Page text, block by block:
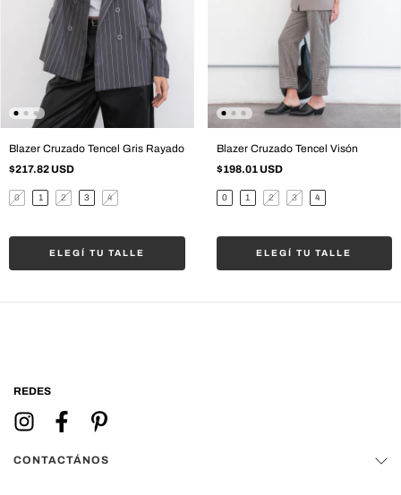
Blazer Cruzado Tencel Gris Rayado
$217.82 USD
0 1 2 3 4
ELEGÍ TU TALLE
Blazer Cruzado Tencel Visón
$198.01 USD
0 1 2 3 4
ELEGÍ TU TALLE
REDES
CONTACTÁNOS